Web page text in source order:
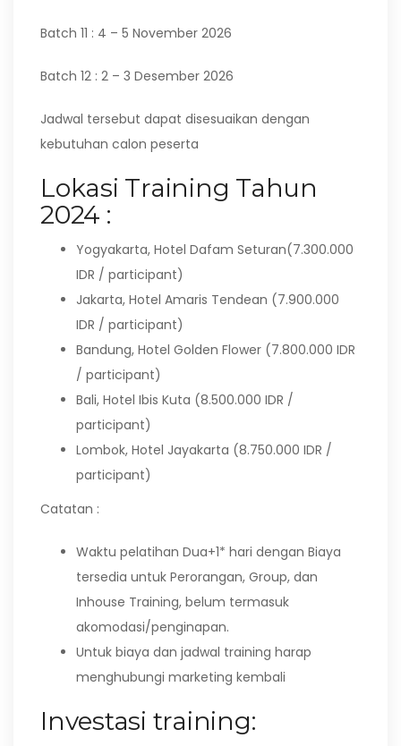
Batch 11 : 4 – 5 November 2026
Batch 12 : 2 – 3 Desember 2026
Jadwal tersebut dapat disesuaikan dengan
kebutuhan calon peserta
Lokasi Training Tahun
2024 :
Yogyakarta, Hotel Dafam Seturan(7.300.000
IDR / participant)
Jakarta, Hotel Amaris Tendean (7.900.000
IDR / participant)
Bandung, Hotel Golden Flower (7.800.000 IDR
/ participant)
Bali, Hotel Ibis Kuta (8.500.000 IDR /
participant)
Lombok, Hotel Jayakarta (8.750.000 IDR /
participant)
Catatan :
Waktu pelatihan Dua+1* hari dengan Biaya
tersedia untuk Perorangan, Group, dan
Inhouse Training, belum termasuk
akomodasi/penginapan.
Untuk biaya dan jadwal training harap
menghubungi marketing kembali
Investasi training: